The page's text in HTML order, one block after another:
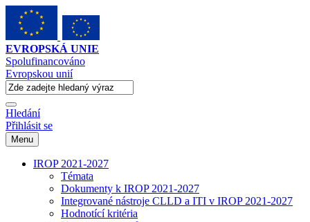
EVROPSKÁ UNIE
Spolufinancováno
Evropskou unií
Hledání
Přihlásit se
Menu
IROP 2021-2027
Témata
Dokumenty k IROP 2021-2027
Integrované nástroje CLLD a ITI v IROP 2021-2027
Hodnotící kritéria